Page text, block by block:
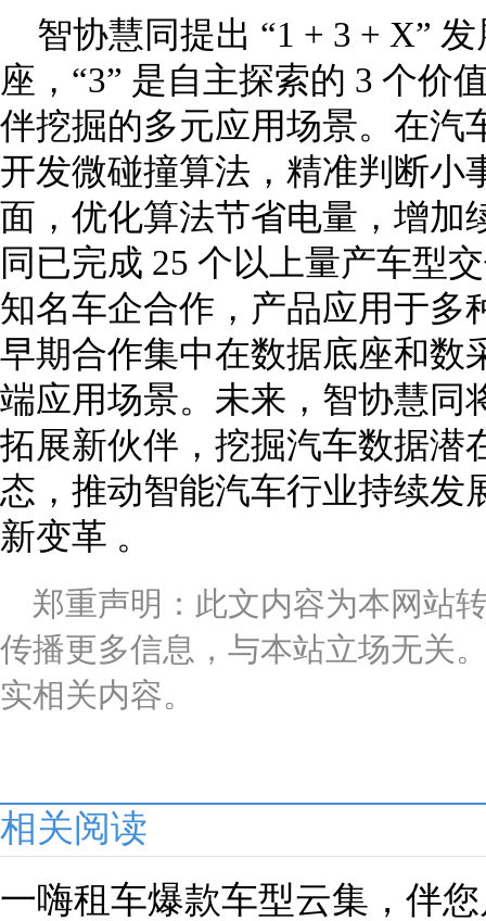
智协慧同提出 “1 + 3 + X”
座，“3” 是自主探索的 3 个价
伴挖掘的多元应用场景。在汽
开发微碰撞算法，精准判断小
面，优化算法节省电量，增加
同已完成 25 个以上量产车型
知名车企合作，产品应用于多
早期合作集中在数据底座和数
端应用场景。未来，智协慧同
拓展新伙伴，挖掘汽车数据潜
态，推动智能汽车行业持续发
新变革 。
郑重声明：此文内容为本网站
传播更多信息，与本站立场无关
实相关内容。
相关阅读
一嗨租车爆款车型云集，伴